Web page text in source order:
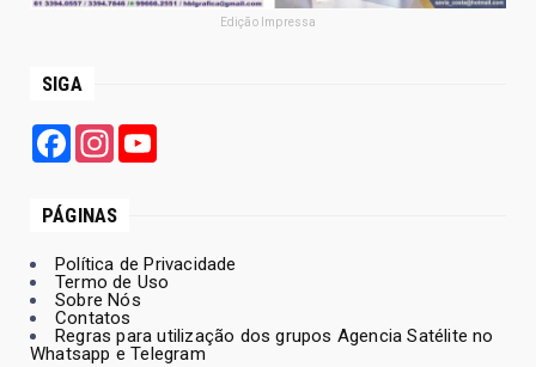
Edição Impressa
SIGA
FacebookInstagram
PÁGINAS
Política de Privacidade
Termo de Uso
Sobre Nós
Contatos
Regras para utilização dos grupos Agencia Satélite no
Whatsapp e Telegram